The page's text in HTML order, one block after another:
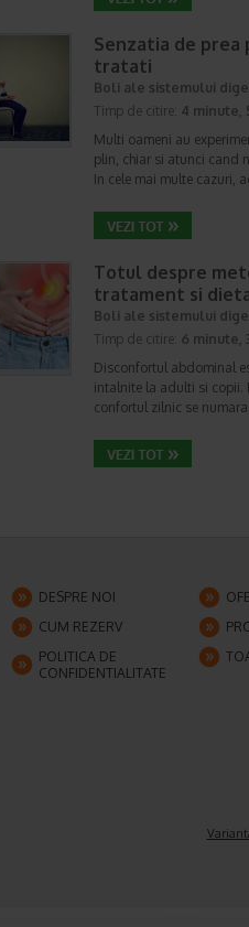
Senzatia de prea
tratati
Boli ale sistemului
Timp de citire: 4 minute,
Multi oameni au
plin, chiar si atunci cand
In cele mai multe cazuri,
Totul despre
tratament si
Boli ale sistemului
Timp de citire: 6 minute,
Disconfortul abdominal
intalnite la adulti si copii.
confortul zilnic se
DESPRE NOI
CUM REZERV
POLITICA DE
CONFIDENTIALITATE